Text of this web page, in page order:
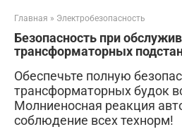
Главная » Электробезопасность
Безопасность при
трансформаторных
Обеспечьте полную
трансформаторных будок
Молниеносная реакция
соблюдение всех технорм!